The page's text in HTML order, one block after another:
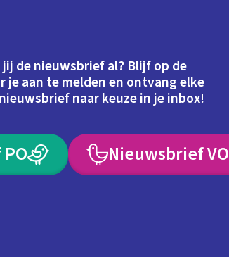
de nieuwsbrief al? Blijf op de
je aan te melden en ontvang elke
naar keuze in je inbox!
Nieuwsbrief VO